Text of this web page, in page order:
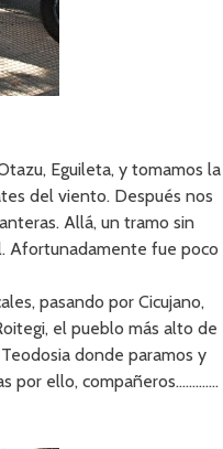
Eguileta, y tomamos la
del viento. Después nos
Allá, un tramo sin
Afortunadamente fue poco
pasando por Cicujano,
el pueblo más alto de
donde paramos y
por ello, compañeros………….